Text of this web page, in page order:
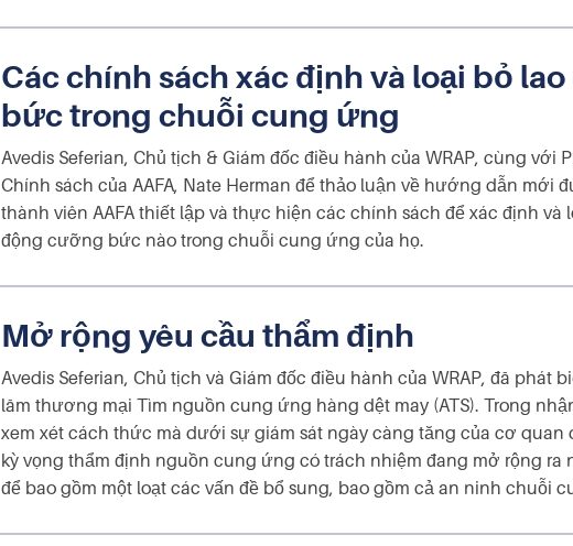
Các chính sách xác định và loại bỏ
bức trong chuỗi cung ứng
Avedis Seferian, Chủ tịch & Giám đốc điều hành của WRAP, cùng với
Chính sách của AAFA, Nate Herman để thảo luận về hướng dẫn mới
thành viên AAFA thiết lập và thực hiện các chính sách để xác định và
động cưỡng bức nào trong chuỗi cung ứng của họ.
Mở rộng yêu cầu thẩm định
Avedis Seferian, Chủ tịch và Giám đốc điều hành của WRAP, đã phát
lãm thương mại Tìm nguồn cung ứng hàng dệt may (ATS). Trong
xem xét cách thức mà dưới sự giám sát ngày càng tăng của cơ quan
kỳ vọng thẩm định nguồn cung ứng có trách nhiệm đang mở rộng ra
để bao gồm một loạt các vấn đề bổ sung, bao gồm cả an ninh chuỗi